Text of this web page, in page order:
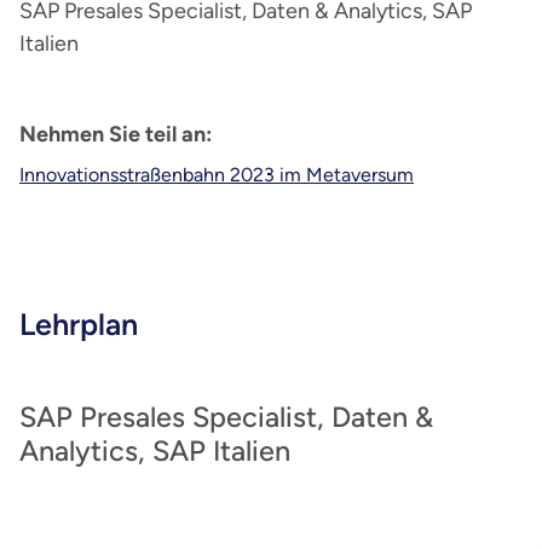
SAP Presales Specialist, Daten & Analytics, SAP
Italien
Nehmen Sie teil an:
Innovationsstraßenbahn 2023 im Metaversum
Lehrplan
SAP Presales Specialist, Daten &
Analytics, SAP Italien